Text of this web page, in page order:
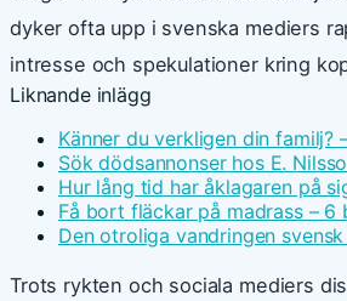
dyker ofta upp i svenska mediers
intresse och spekulationer kring
Liknande inlägg
Känner du verkligen din familj?
Sök dödsannonser hos E.
Hur lång tid har åklagaren på
Få bort fläckar på madrass – 6
Den otroliga vandringen
Trots rykten och sociala mediers